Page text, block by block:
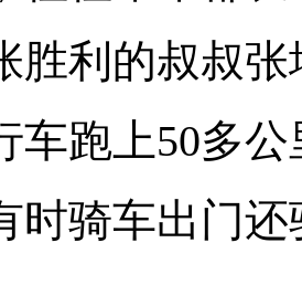
胜利的叔叔
车跑上50多
时骑车出门